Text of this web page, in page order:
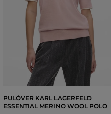
PULÓVER KARL LAGERFELD
ESSENTIAL MERINO WOOL POLO